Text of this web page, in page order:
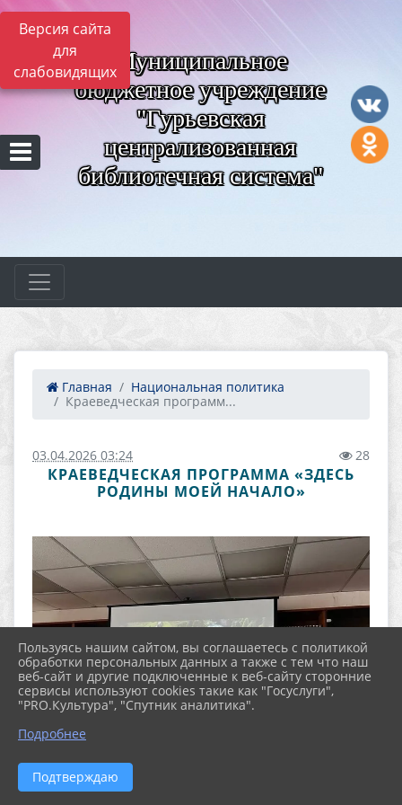
Версия сайта
для
слабовидящих Муниципальное
бюджетное учреждение
"Гурьевская
централизованная
библиотечная система"
Главная
Национальная политика
Краеведческая программ...
03.04.2026 03:24 28
КРАЕВЕДЧЕСКАЯ ПРОГРАММА «ЗДЕСЬ
РОДИНЫ МОЕЙ НАЧАЛО»
Пользуясь нашим сайтом, вы соглашаетесь с политикой
обработки персональных данных а также с тем что наш
веб-сайт и другие подключенные к веб-сайту сторонние
сервисы используют cookies такие как "Госуслуги",
"PRO.Культура", "Спутник аналитика".
Подробнее
Подтверждаю